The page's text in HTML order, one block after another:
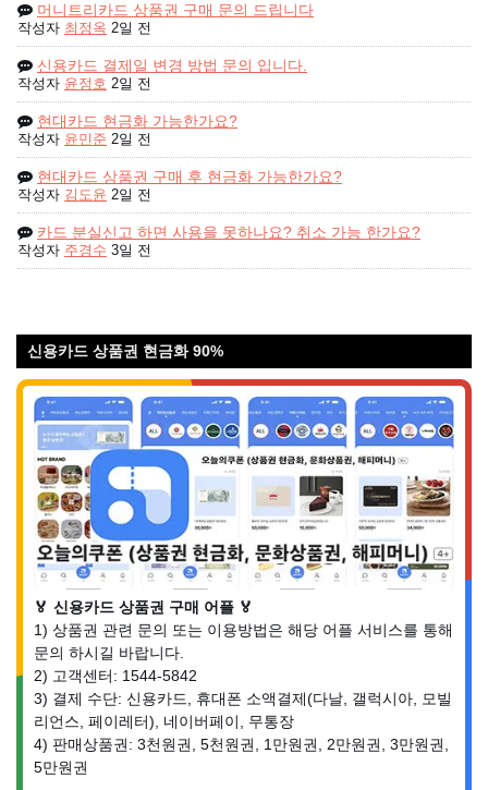
머니트리카드 상품권 구매 문의 드립니다
작성자 최정옥 2일 전
신용카드 결제일 변경 방법 문의 입니다.
작성자 윤정호 2일 전
현대카드 현금화 가능한가요?
작성자 윤민준 2일 전
현대카드 상품권 구매 후 현금화 가능한가요?
작성자 김도윤 2일 전
카드 분실신고 하면 사용을 못하나요? 취소 가능 한가요?
작성자 주경수 3일 전
신용카드 상품권 현금화 90%
🏅 신용카드 상품권 구매 어플 🏅
1) 상품권 관련 문의 또는 이용방법은 해당 어플 서비스를 통해
문의 하시길 바랍니다.
2) 고객센터: 1544-5842
3) 결제 수단: 신용카드, 휴대폰 소액결제(다날, 갤럭시아, 모빌
리언스, 페이레터), 네이버페이, 무통장
4) 판매상품권: 3천원권, 5천원권, 1만원권, 2만원권, 3만원권,
5만원권